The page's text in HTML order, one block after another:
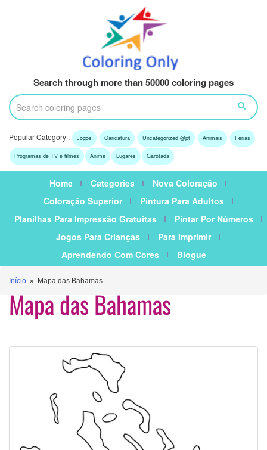
Search through more than 50000 coloring pages
Popular Category : Jogos Caricatura Uncategorized @pt Animais Férias
Programas de TV e filmes Anime Lugares Garotada
Home Categories
Nova Coloração
Coloração Superior
Pintura Para Adultos
Planilhas Para Impressão Gratuitas
Pintar Por Números
Jogos Para Crianças
Para Imprimir
Aprendendo Com Cores
Blogue
Início » Mapa das Bahamas
Mapa das Bahamas